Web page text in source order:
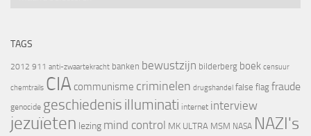
TAGS
2012 911 anti-zwaartekracht banken bewustzijn bilderberg boek censuur
chemtrails CIA communisme criminelen drugshandel false flag fraude
genocide geschiedenis illuminati internet interview
jezuïeten lezing mind control MK ULTRA MSM NASA NAZI's